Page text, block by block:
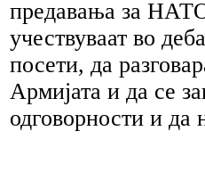
предавања за
учествуваат во
посети, да
Армијата и да се
одговорности и